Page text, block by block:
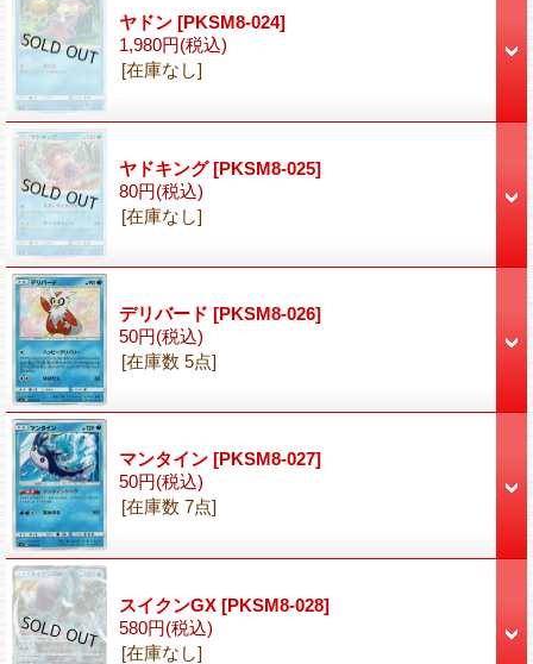
ヤドン [PKSM8-024]
1,980円(税込)
[在庫なし]
ヤドキング[PKSM8-025]
80円(税込)
[在庫なし]
デリバード [PKSM8-026]
50円(税込)
[在庫数 5点]
マンタイン [PKSM8-027]
50円(税込)
[在庫数 7点]
スイクンGX [PKSM8-028]
580円(税込)
[在庫なし]